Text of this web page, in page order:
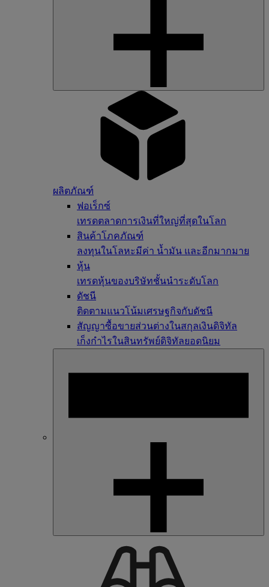
ผลิตภัณฑ์
ฟอเร็กซ์
เทรดตลาดการเงินที่ใหญ่ที่สุดในโลก
สินค้าโภคภัณฑ์
ลงทุนในโลหะมีค่า น้ำมัน และอีกมากมาย
หุ้น
เทรดหุ้นของบริษัทชั้นนำระดับโลก
ดัชนี
ติดตามแนวโน้มเศรษฐกิจกับดัชนี
สัญญาซื้อขายส่วนต่างในสกุลเงินดิจิทัล
เก็งกำไรในสินทรัพย์ดิจิทัลยอดนิยม